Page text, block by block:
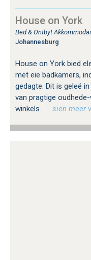
House on York
Bed & Ontbyt
Johannesburg
House on York bied
met eie badkamers,
gedagte. Dit is geleë
van pragtige
winkels.
…sien meer